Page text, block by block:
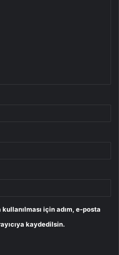
için adım, e-posta
kaydedilsin.